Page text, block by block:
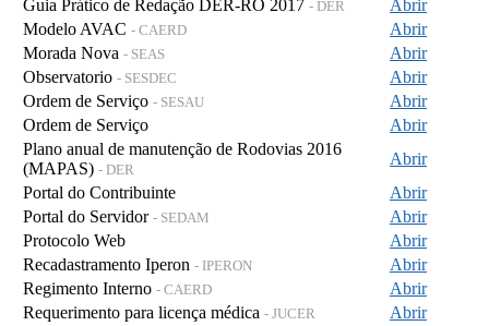
Guia Prático de Redação DER-RO 2017 - DER
Abrir
Modelo AVAC - CAERD
Abrir
Morada Nova - SEAS
Abrir
Observatorio - SESDEC
Abrir
Ordem de Serviço - SESAU
Abrir
Ordem de Serviço
Abrir
Plano anual de manutenção de Rodovias 2016
(MAPAS) - DER
Abrir
Portal do Contribuinte
Abrir
Portal do Servidor - SEDAM
Abrir
Protocolo Web
Abrir
Recadastramento Iperon - IPERON
Abrir
Regimento Interno - CAERD
Abrir
Requerimento para licença médica - JUCER
Abrir